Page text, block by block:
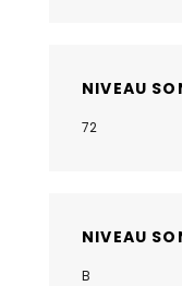
NIVEAU
72
NIVEAU
B